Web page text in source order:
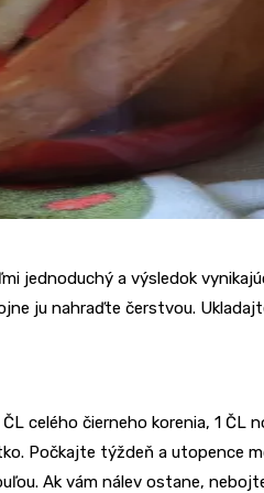
jednoduchý a výsledok
ju nahraďte čerstvou.
celého čierneho korenia, 1 ČL
Počkajte týždeň a utopence
Ak vám nálev ostane,